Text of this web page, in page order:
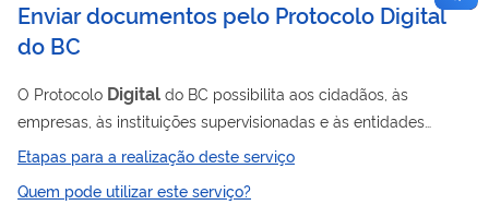
Enviar documentos pelo Protocolo Digital
do BC
O Protocolo Digital do BC possibilita aos cidadãos, às
empresas, às instituições supervisionadas e às entidades
públicas enviar documentos ao Banco Central de forma
atendimento e redução nos custos. Após enviados, os
Etapas para a realização deste serviço
Quem pode utilizar este serviço?